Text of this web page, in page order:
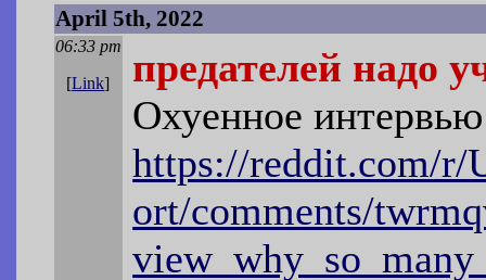
April 5th, 2022
06:33 pm
[Link]
предателей надо
Охуенное
https://reddit.com/r/
ort/comments/